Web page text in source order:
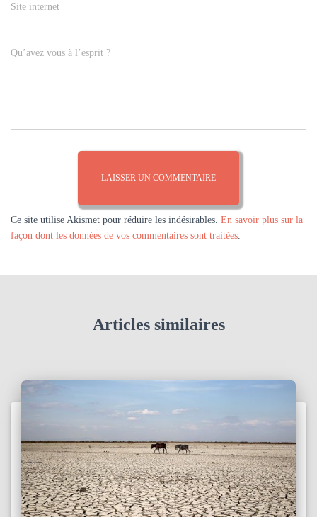
Site internet
Qu’avez vous à l’esprit ?
Ce site utilise Akismet pour réduire les indésirables. En savoir plus sur la
façon dont les données de vos commentaires sont traitées.
Articles similaires